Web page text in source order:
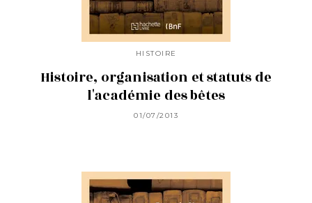
HISTOIRE
Histoire, organisation et statuts de
l'académie des bêtes
01/07/2013